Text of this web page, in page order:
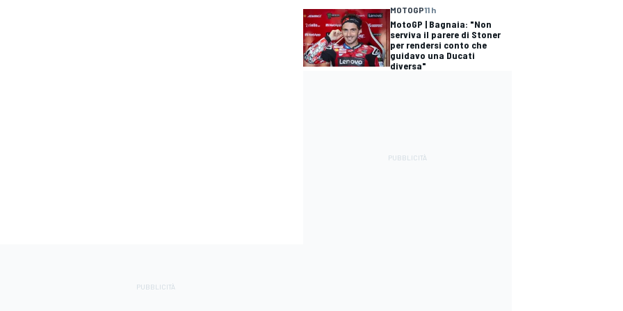
MOTOGP11 h
MotoGP | Bagnaia: "Non
serviva il parere di Stoner
per rendersi conto che
guidavo una Ducati
diversa"